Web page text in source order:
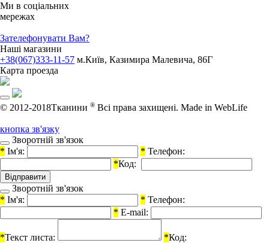
Ми в соціальних
мережах
Зателефонувати Вам?
Наші магазини
+38(067)333-11-57 м.Київ, Казимира Малевича, 86Г
Карта проезда
© 2012-2018Тканини ® Всі права захищені. Made in WebLife
кнопка зв'язку
Зворотній зв'язок
* Ім'я: * Телефон:
*Код:
Зворотній зв'язок
* Ім'я: * Телефон:
* E-mail:
*Текст листа: *Код: